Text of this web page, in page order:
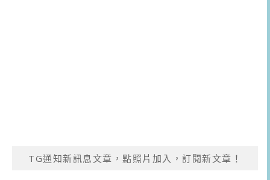
TG通知新訊息文章，點照片加入，訂閱新文章！